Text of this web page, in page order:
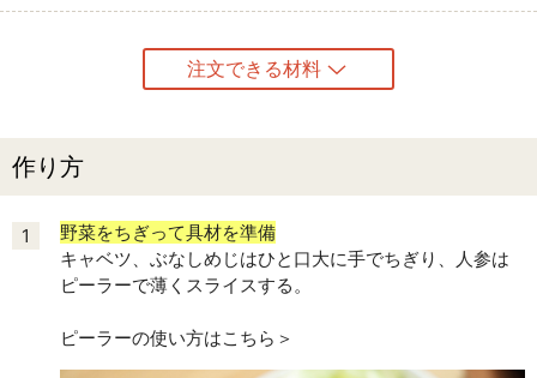
注文できる材料
作り方
1
野菜をちぎって具材を準備
キャベツ、ぶなしめじはひと口大に手でちぎり、人参は
ピーラーで薄くスライスする。
ピーラーの使い方はこちら＞